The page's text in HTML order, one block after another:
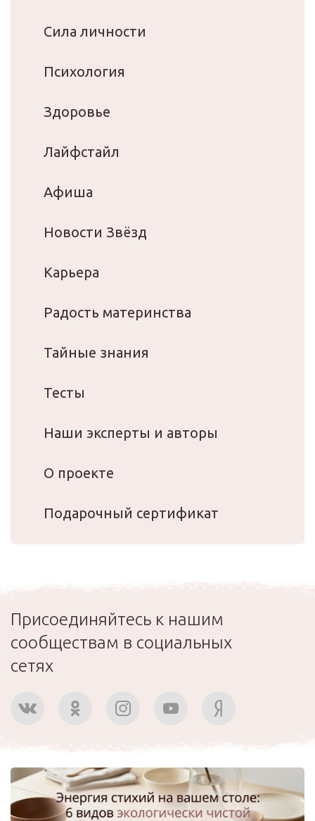
Сила личности
Психология
Здоровье
Лайфстайл
Афиша
Новости Звёзд
Карьера
Радость материнства
Тайные знания
Тесты
Наши эксперты и авторы
О проекте
Подарочный сертификат
Присоединяйтесь к нашим
сообществам в социальных
сетях